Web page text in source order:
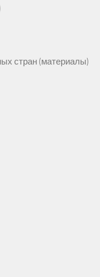
стран (материалы)